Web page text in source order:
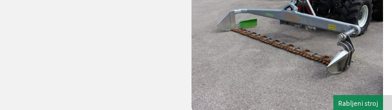
Rabljeni stroj